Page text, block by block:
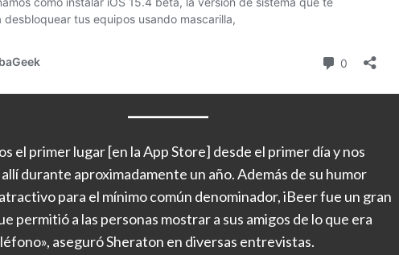
el primer lugar [en la App Store] desde el primer día y nos
durante aproximadamente un año. Además de su humor
para el mínimo común denominador, iBeer fue un gran
permitió a las personas mostrar a sus amigos de lo que era
aseguró Sheraton en diversas entrevistas.